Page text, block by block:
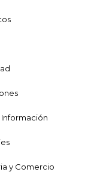
y Comercio